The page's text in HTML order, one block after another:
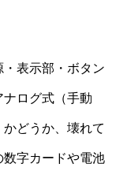
表示部・ボタン
ログ式（手動
どうか、壊れて
字カードや電池